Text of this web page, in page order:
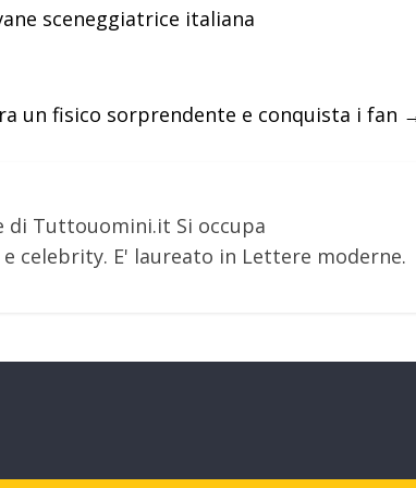
sceneggiatrice italiana
un fisico sorprendente e conquista i fan
di Tuttouomini.it Si occupa
celebrity. E' laureato in Lettere moderne.